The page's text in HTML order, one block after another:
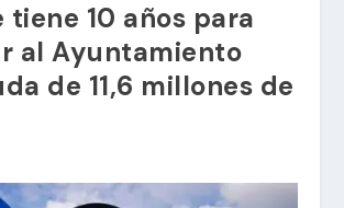
tiene 10 años para
al Ayuntamiento
de 11,6 millones de